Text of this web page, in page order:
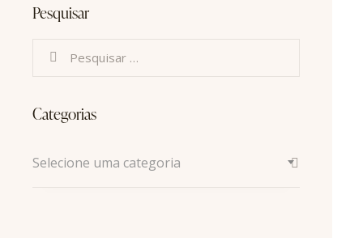
Pesquisar
Categorias
Selecione uma categoria